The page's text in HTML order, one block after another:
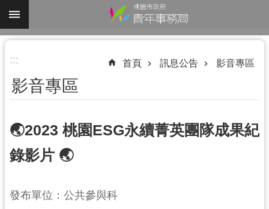
跳到主要內容區塊
進
搜
尋
認
們
::: 首頁 訊息公告 影音專區
影音專區
🌏︎2023 桃園ESG永續菁英團隊成果紀
錄影片 🌏︎
發布單位：公共參與科